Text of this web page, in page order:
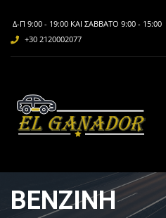
Δ-Π 9:00 - 19:00 ΚΑΙ ΣΆΒΒΑΤΟ 9:00 - 15:00
+30 2120002077
ΒΕΝΖΊΝΗ